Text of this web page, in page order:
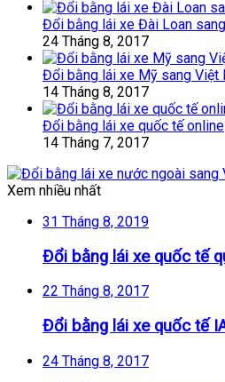
Đổi bằng lái xe Đài Loan
24 Tháng 8, 2017
Đổi bằng lái xe Mỹ sang Việt
14 Tháng 8, 2017
Đổi bằng lái xe quốc tế online
14 Tháng 7, 2017
Xem nhiều nhất
31 Tháng 8, 2019
Đổi bằng lái xe quốc tế
22 Tháng 8, 2017
Đổi bằng lái xe quốc tế
24 Tháng 8, 2017